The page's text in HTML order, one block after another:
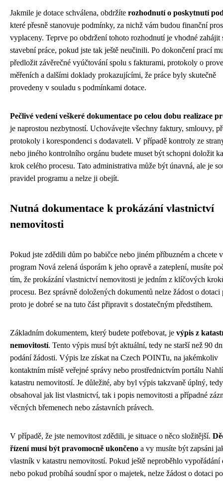
Jakmile je dotace schválena, obdržíte rozhodnutí o poskytnutí
které přesně stanovuje podmínky, za nichž vám budou finanční
vyplaceny. Teprve po obdržení tohoto rozhodnutí je vhodné zahájit
stavební práce, pokud jste tak ještě neučinili. Po dokončení prací
předložit závěrečné vyúčtování spolu s fakturami, protokoly o
měřeních a dalšími doklady prokazujícími, že práce byly skutečně
provedeny v souladu s podmínkami dotace.
Pečlivé vedení veškeré dokumentace po celou dobu realizace
je naprostou nezbytností. Uchovávejte všechny faktury, smlouvy,
protokoly i korespondenci s dodavateli. V případě kontroly ze
nebo jiného kontrolního orgánu budete muset být schopni doložit
krok celého procesu. Tato administrativa může být únavná, ale je
pravidel programu a nelze ji obejít.
Nutná dokumentace k prokázání vlastnictví
nemovitosti
Pokud jste zdědili dům po babičce nebo jiném příbuzném a chcete
program Nová zelená úsporám k jeho opravě a zateplení, musíte
tím, že prokázání vlastnictví nemovitosti je jedním z klíčových
procesu. Bez správně doložených dokumentů nelze žádost o dotaci
proto je dobré se na tuto část připravit s dostatečným předstihem.
Základním dokumentem, který budete potřebovat, je výpis z
nemovitostí. Tento výpis musí být aktuální, tedy ne starší než 90
podání žádosti. Výpis lze získat na Czech POINTu, na jakémkoliv
kontaktním místě veřejné správy nebo prostřednictvím portálu
katastru nemovitostí. Je důležité, aby byl výpis takzvaně úplný,
obsahoval jak list vlastnictví, tak i popis nemovitosti a případné
věcných břemenech nebo zástavních právech.
V případě, že jste nemovitost zdědili, je situace o něco složitější.
řízení musí být pravomocně ukončeno a vy musíte být zapsáni
vlastník v katastru nemovitostí. Pokud ještě neproběhlo vypořádání
nebo pokud probíhá soudní spor o majetek, nelze žádost o dotaci